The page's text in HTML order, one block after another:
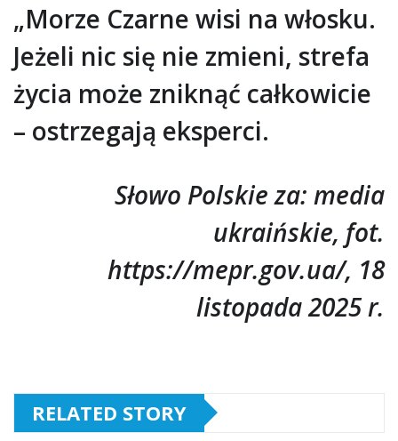
„Morze Czarne wisi na włosku.
Jeżeli nic się nie zmieni, strefa
życia może zniknąć całkowicie
– ostrzegają eksperci.
Słowo Polskie za: media
ukraińskie, fot.
https://mepr.gov.ua/, 18
listopada 2025 r.
RELATED STORY